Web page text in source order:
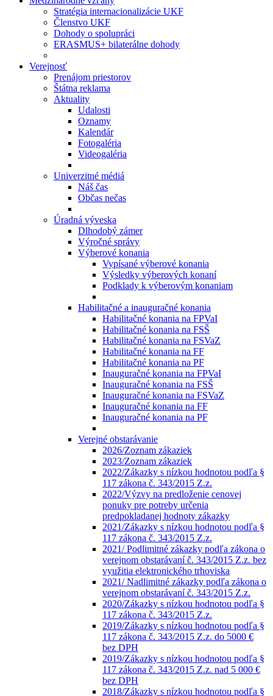
Stratégia internacionalizácie UKF
Členstvo UKF
Dohody o spolupráci
ERASMUS+ bilaterálne dohody
Verejnosť
Prenájom priestorov
Štátna reklama
Aktuality
Udalosti
Oznamy
Kalendár
Fotogaléria
Videogaléria
Univerzitné médiá
Náš čas
Občas nečas
Úradná výveska
Dlhodobý zámer
Výročné správy
Výberové konania
Vypísané výberové konania
Výsledky výberových konaní
Podklady k výberovým konaniam
Habilitačné a inauguračné konania
Habilitačné konania na FPVaI
Habilitačné konania na FSŠ
Habilitačné konania na FSVaZ
Habilitačné konania na FF
Habilitačné konania na PF
Inauguračné konania na FPVaI
Inauguračné konania na FSŠ
Inauguračné konania na FSVaZ
Inauguračné konania na FF
Inauguračné konania na PF
Verejné obstarávanie
2026/Zoznam zákaziek
2023/Zoznam zákaziek
2022/Zákazky s nízkou hodnotou podľa §
117 zákona č. 343/2015 Z.z.
2022/Výzvy na predloženie cenovej
ponuky pre potreby určenia
predpokladanej hodnoty zákazky
2021/Zákazky s nízkou hodnotou podľa §
117 zákona č. 343/2015 Z.z.
2021/ Podlimitné zákazky podľa zákona o
verejnom obstarávaní č. 343/2015 Z.z. bez
využitia elektronického trhoviska
2021/ Nadlimitné zákazky podľa zákona o
verejnom obstarávaní č. 343/2015 Z.z.
2020/Zákazky s nízkou hodnotou podľa §
117 zákona č. 343/2015 Z.z.
2019/Zákazky s nízkou hodnotou podľa §
117 zákona č. 343/2015 Z.z. do 5000 €
bez DPH
2019/Zákazky s nízkou hodnotou podľa §
117 zákona č. 343/2015 Z.z. nad 5 000 €
bez DPH
2018/Zákazky s nízkou hodnotou podľa §